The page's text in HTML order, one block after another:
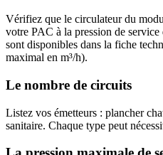
Vérifiez que le circulateur du
votre PAC à la pression de
sont disponibles dans la fiche
maximal en m³/h).
Le nombre de circuits
Listez vos émetteurs : plancher
sanitaire. Chaque type peut